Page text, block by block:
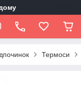
Термоси